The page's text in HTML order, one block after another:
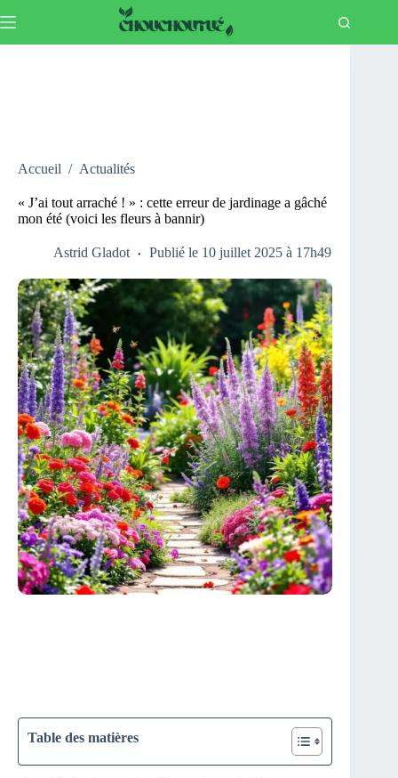
au
Accueil / Actualités
« J’ai tout arraché ! » : cette erreur de jardinage a gâché
mon été (voici les fleurs à bannir)
Astrid Gladot Publié le 10 juillet 2025 à 17h49
Table des matières